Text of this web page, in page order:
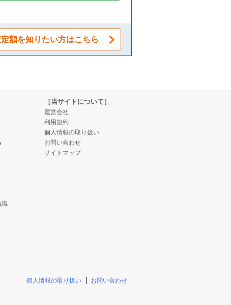
額を知りたい方はこちら
識
［当サイトについて］
運営会社
利用規約
個人情報の取り扱い
お問い合わせ
サイトマップ
個人情報の取り扱い
お問い合わせ